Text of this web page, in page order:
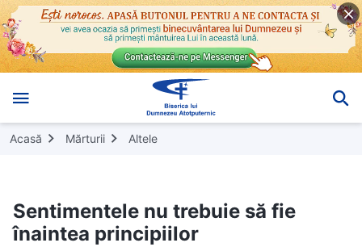
Acasă Mărturii Altele
Sentimentele nu trebuie să fie
înaintea principiilor